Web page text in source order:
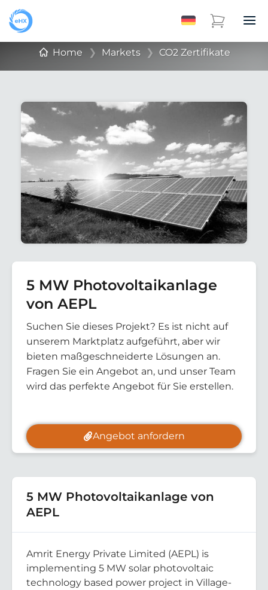
Home ❯ Markets ❯ CO2 Zertifikate
5 MW Photovoltaikanlage
von AEPL
Suchen Sie dieses Projekt? Es ist nicht auf
unserem Marktplatz aufgeführt, aber wir
bieten maßgeschneiderte Lösungen an.
Fragen Sie ein Angebot an, und unser Team
wird das perfekte Angebot für Sie erstellen.
Angebot anfordern
5 MW Photovoltaikanlage von
AEPL
Amrit Energy Private Limited (AEPL) is
implementing 5 MW solar photovoltaic
technology based power project in Village-